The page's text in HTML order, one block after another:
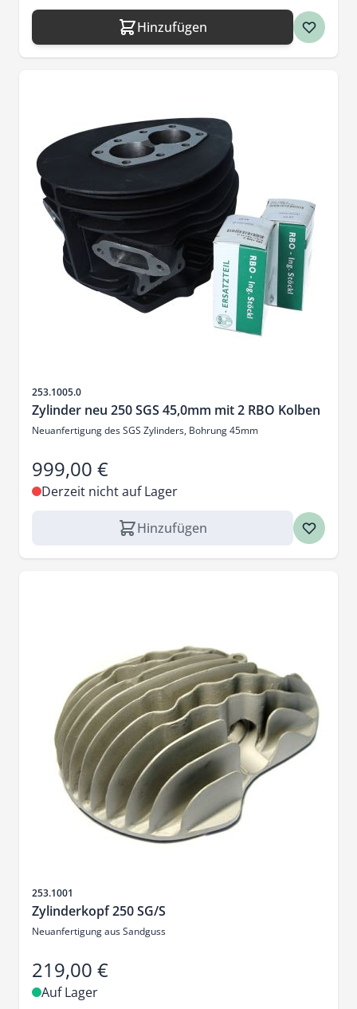
Hinzufügen
Artikelnr.
253.1005.0
Zylinder neu 250 SGS 45,0mm mit 2 RBO Kolben
Neuanfertigung des SGS Zylinders, Bohrung 45mm
999,00 €
Derzeit nicht auf Lager
Hinzufügen
Artikelnr.
253.1001
Zylinderkopf 250 SG/S
Neuanfertigung aus Sandguss
219,00 €
Auf Lager